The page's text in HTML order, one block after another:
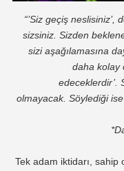
“’Siz geçiş neslisiniz’,
sizsiniz. Sizden
sizi aşağılamasına
daha kolay
edeceklerdir’.
olmayacak. Söylediği
Tek adam iktidarı, sahip